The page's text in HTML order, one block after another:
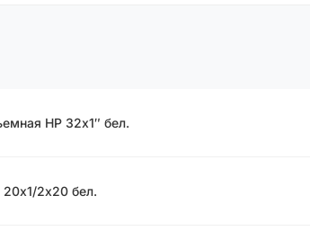
НР 32х1″ бел.
2х20 бел.